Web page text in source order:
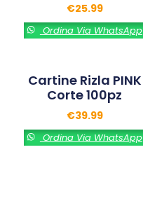
€25.99
Ordina Via WhatsApp
Cartine Rizla PINK
Corte 100pz
€39.99
Ordina Via WhatsApp